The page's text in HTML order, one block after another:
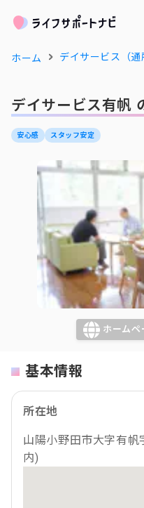
ホーム デイサービス（通
デイサービス有帆
安心感 スタッフ安定
ホームペ
基本情報
所在地
山陽小野田市大字有
内)